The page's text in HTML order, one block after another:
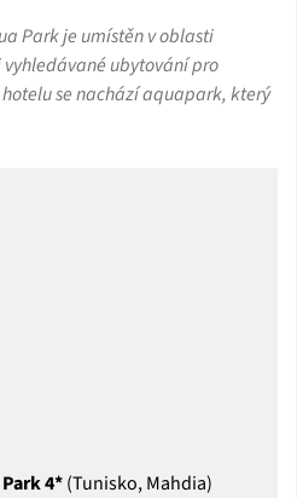
Park je umístěn v oblasti
ubytování pro
se nachází aquapark, který
4*(Tunisko, Mahdia)